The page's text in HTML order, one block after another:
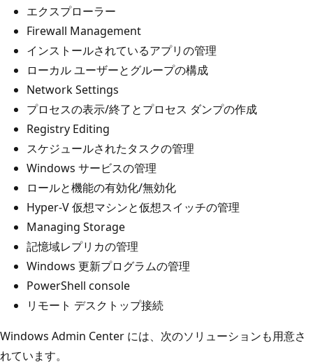
エクスプローラー
Firewall Management
インストールされているアプリの管理
ローカル ユーザーとグループの構成
Network Settings
プロセスの表示/終了とプロセス ダンプの作成
Registry Editing
スケジュールされたタスクの管理
Windows サービスの管理
ロールと機能の有効化/無効化
Hyper-V 仮想マシンと仮想スイッチの管理
Managing Storage
記憶域レプリカの管理
Windows 更新プログラムの管理
PowerShell console
リモート デスクトップ接続
Windows Admin Center には、次のソリューションも用意さ
れています。